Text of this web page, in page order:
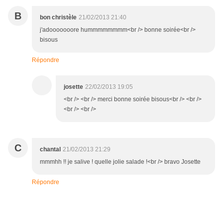
B bon christèle 21/02/2013 21:40
j'adooooooore hummmmmmmm<br /> bonne soirée<br />
bisous
Répondre
josette 22/02/2013 19:05
<br /> <br /> merci bonne soirée bisous<br /> <br />
<br /> <br />
C chantal 21/02/2013 21:29
mmmhh !! je salive ! quelle jolie salade !<br /> bravo Josette
Répondre